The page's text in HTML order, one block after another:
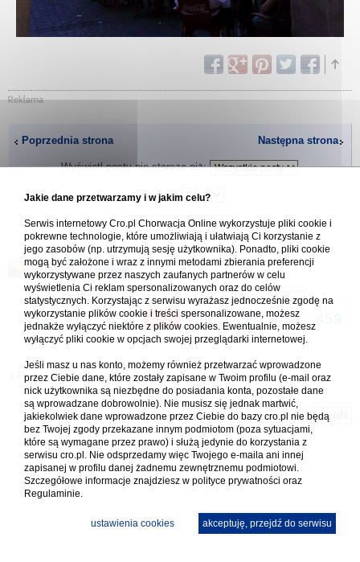
Poprzednia strona Następna strona
Wyświetl posty nie starsze niż:
Sortuj wg
Odpowiedz
Posty: 6872 |Strona455z459| idź do strony | 1
452 453 454 455 456 457 458
Powrót do Hiszpania - España
Skocz do:
Jakie dane przetwarzamy i w jakim celu?
Serwis internetowy Cro.pl Chorwacja Online wykorzystuje pliki cookie i
pokrewne technologie, które umożliwiają i ułatwiają Ci korzystanie z
jego zasobów (np. utrzymują sesję użytkownika). Ponadto, pliki cookie
mogą być założone i wraz z innymi metodami zbierania preferencji
wykorzystywane przez naszych zaufanych partnerów w celu
wyświetlenia Ci reklam spersonalizowanych oraz do celów
statystycznych. Korzystając z serwisu wyrażasz jednocześnie zgodę na
wykorzystanie plików cookie i treści spersonalizowane, możesz
jednakże wyłączyć niektóre z plików cookies. Ewentualnie, możesz
wyłączyć pliki cookie w opcjach swojej przeglądarki internetowej.
Jeśli masz u nas konto, możemy również przetwarzać wprowadzone
przez Ciebie dane, które zostały zapisane w Twoim profilu (e-mail oraz
nick użytkownika są niezbędne do posiadania konta, pozostałe dane
są wprowadzane dobrowolnie). Nie musisz się jednak martwić,
jakiekolwiek dane wprowadzone przez Ciebie do bazy cro.pl nie będą
bez Twojej zgody przekazane innym podmiotom (poza sytuacjami,
które są wymagane przez prawo) i służą jedynie do korzystania z
serwisu cro.pl. Nie odsprzedamy więc Twojego e-maila ani innej
zapisanej w profilu danej żadnemu zewnętrznemu podmiotowi.
Szczegółowe informacje znajdziesz w polityce prywatności oraz
Regulaminie.
akceptuję, przejdź do serwisu
ustawienia cookies